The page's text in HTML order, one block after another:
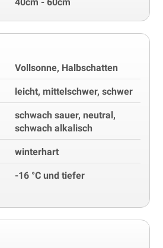
Vollsonne, Halbschatten
leicht, mittelschwer, schwer
schwach sauer, neutral,
schwach alkalisch
winterhart
-16 °C und tiefer